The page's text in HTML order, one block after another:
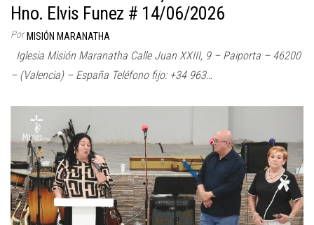
Hno. Elvis Funez # 14/06/2026
Por MISIÓN MARANATHA
Iglesia Misión Maranatha Calle Juan XXIII, 9 – Paiporta – 46200
– (Valencia) – España Teléfono fijo: +34 963…